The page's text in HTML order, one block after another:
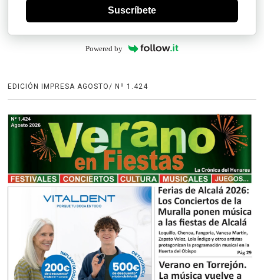
Suscríbete
Powered by
EDICIÓN IMPRESA AGOSTO/ Nº 1.424